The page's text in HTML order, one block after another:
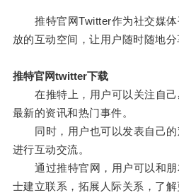
推特官网Twitter作为社交媒体
放的互动空间，让用户随时随地分
推特官网twitter下载
在推特上，用户可以关注自己
最新的资讯和热门事件。
同时，用户也可以发表自己的
进行互动交流。
通过推特官网，用户可以和朋
士建立联系，拓展人际关系，了解